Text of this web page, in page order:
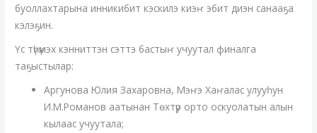
буоллахтарына инникибит кэскилэ киэҥ эбит диэн санааҕа
кэлэҕин.
Үс түһүмэх кэнниттэн сэттэ бастыҥ учуутал финалга
таҕыстылар:
Аргунова Юлия Захаровна, Мэҥэ Хаҥалас улууһун
И.М.Романов аатынан Төхтүр орто оскуолатын алын
кылаас учуутала;